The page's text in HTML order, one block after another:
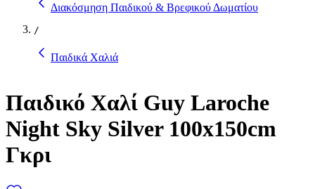
Διακόσμηση Παιδικού & Βρεφικού Δωματίου
/
Παιδικά Χαλιά
Παιδικό Χαλί Guy Laroche
Night Sky Silver 100x150cm
Γκρι